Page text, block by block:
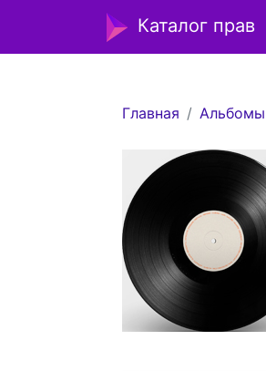
Каталог прав
Главная Альбомы